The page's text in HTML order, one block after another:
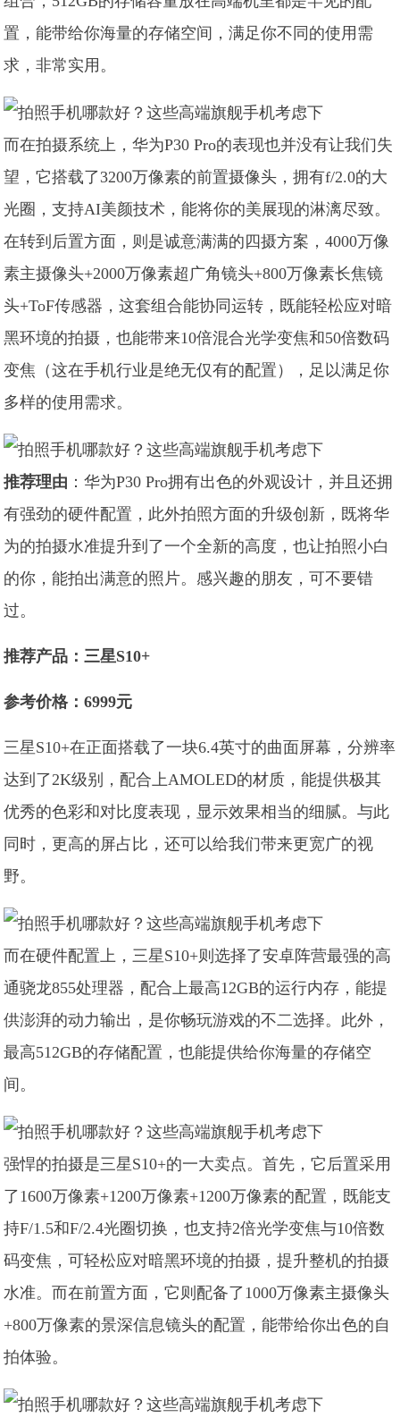
置，能带给你海量的存储空间，满足你不同的使用需
求，非常实用。
而在拍摄系统上，华为P30 Pro的表现也并没有让我们失
望，它搭载了3200万像素的前置摄像头，拥有f/2.0的大
光圈，支持AI美颜技术，能将你的美展现的淋漓尽致。
在转到后置方面，则是诚意满满的四摄方案，4000万像
素主摄像头+2000万像素超广角镜头+800万像素长焦镜
头+ToF传感器，这套组合能协同运转，既能轻松应对暗
黑环境的拍摄，也能带来10倍混合光学变焦和50倍数码
变焦（这在手机行业是绝无仅有的配置），足以满足你
多样的使用需求。
推荐理由 ：华为P30 Pro拥有出色的外观设计，并且还拥
有强劲的硬件配置，此外拍照方面的升级创新，既将华
为的拍摄水准提升到了一个全新的高度，也让拍照小白
的你，能拍出满意的照片。感兴趣的朋友，可不要错
过。
推荐产品：三星S10+
参考价格：6999元
三星S10+在正面搭载了一块6.4英寸的曲面屏幕，分辨率
达到了2K级别，配合上AMOLED的材质，能提供极其
优秀的色彩和对比度表现，显示效果相当的细腻。与此
同时，更高的屏占比，还可以给我们带来更宽广的视
野。
而在硬件配置上，三星S10+则选择了安卓阵营最强的高
通骁龙855处理器，配合上最高12GB的运行内存，能提
供澎湃的动力输出，是你畅玩游戏的不二选择。此外，
最高512GB的存储配置，也能提供给你海量的存储空
间。
强悍的拍摄是三星S10+的一大卖点。首先，它后置采用
了1600万像素+1200万像素+1200万像素的配置，既能支
持F/1.5和F/2.4光圈切换，也支持2倍光学变焦与10倍数
码变焦，可轻松应对暗黑环境的拍摄，提升整机的拍摄
水准。而在前置方面，它则配备了1000万像素主摄像头
+800万像素的景深信息镜头的配置，能带给你出色的自
拍体验。